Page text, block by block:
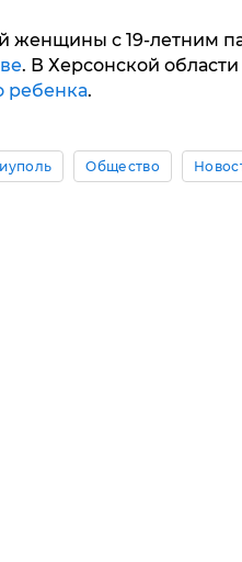
женщины с 19-летним
. В Херсонской области
ребенка.
Общество